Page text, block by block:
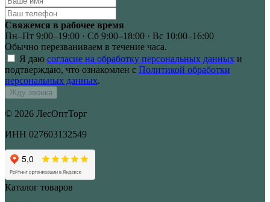
Свяжемся в рабочее время
Пн–Пт 9:00–19:00 · Сб 9:00–18:00 · Вс 10:00–16:00
Обычно перезваниваем в течение часа.
Я даю согласие на обработку персональных данных и
подтверждаю, что ознакомлен с Политикой обработки
персональных данных.
Жду звонка
© 2026 ЛесОптТорг
ИНН 027603132549
Каталог товаров